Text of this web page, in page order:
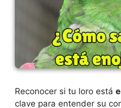
Reconocer si tu loro está
clave para entender su